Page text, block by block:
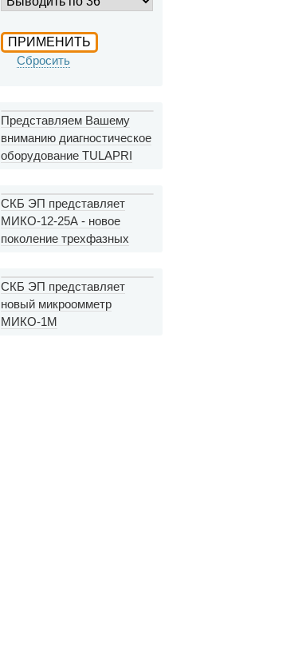
Сбросить
Представляем Вашему
вниманию диагностическое
оборудование TULAPRI
СКБ ЭП представляет
МИКО-12-25А - новое
поколение трехфазных
СКБ ЭП представляет
новый микроомметр
МИКО-1М